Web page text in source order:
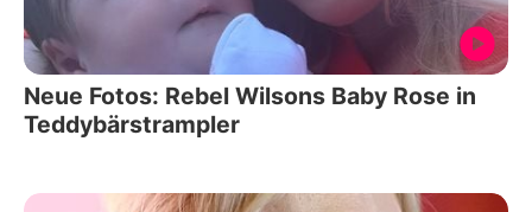
Neue Fotos: Rebel Wilsons Baby Rose in
Teddybärstrampler